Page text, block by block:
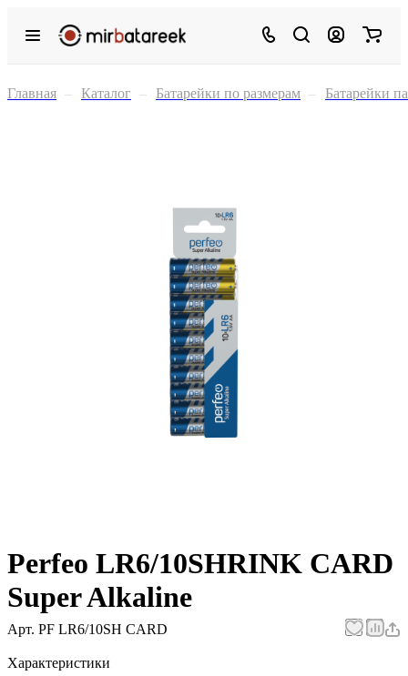
Главная – Каталог – Батарейки по размерам – Батарейки
Perfeo LR6/10SHRINK CARD
Super Alkaline
Арт. PF LR6/10SH CARD
Характеристики